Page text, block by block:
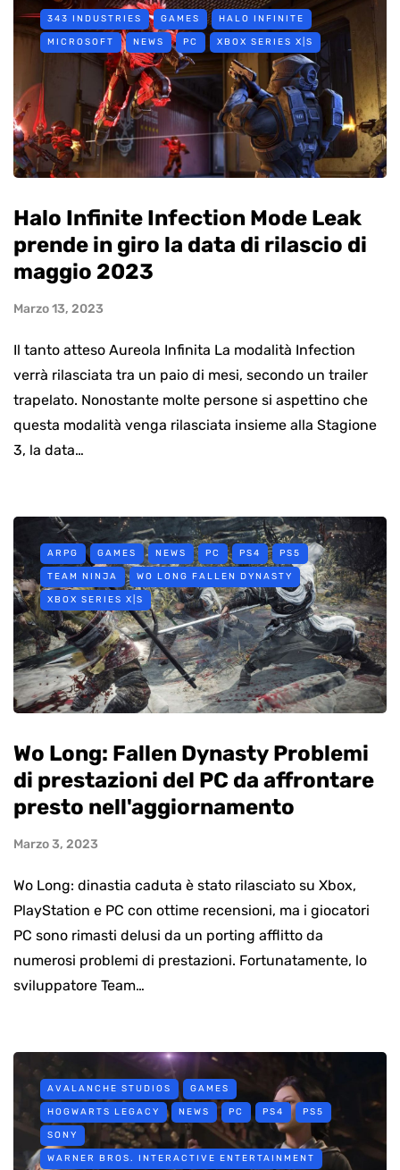
343 INDUSTRIES GAMES HALO INFINITE
MICROSOFT NEWS PC XBOX SERIES X|S
Halo Infinite Infection Mode Leak
prende in giro la data di rilascio di
maggio 2023
Marzo 13, 2023
Il tanto atteso Aureola Infinita La modalità Infection
verrà rilasciata tra un paio di mesi, secondo un trailer
trapelato. Nonostante molte persone si aspettino che
questa modalità venga rilasciata insieme alla Stagione
3, la data…
ARPG GAMES NEWS PC PS4 PS5
TEAM NINJA WO LONG FALLEN DYNASTY
XBOX SERIES X|S
Wo Long: Fallen Dynasty Problemi
di prestazioni del PC da affrontare
presto nell'aggiornamento
Marzo 3, 2023
Wo Long: dinastia caduta è stato rilasciato su Xbox,
PlayStation e PC con ottime recensioni, ma i giocatori
PC sono rimasti delusi da un porting afflitto da
numerosi problemi di prestazioni. Fortunatamente, lo
sviluppatore Team…
AVALANCHE STUDIOS GAMES
HOGWARTS LEGACY NEWS PC PS4 PS5
SONY
WARNER BROS. INTERACTIVE ENTERTAINMENT